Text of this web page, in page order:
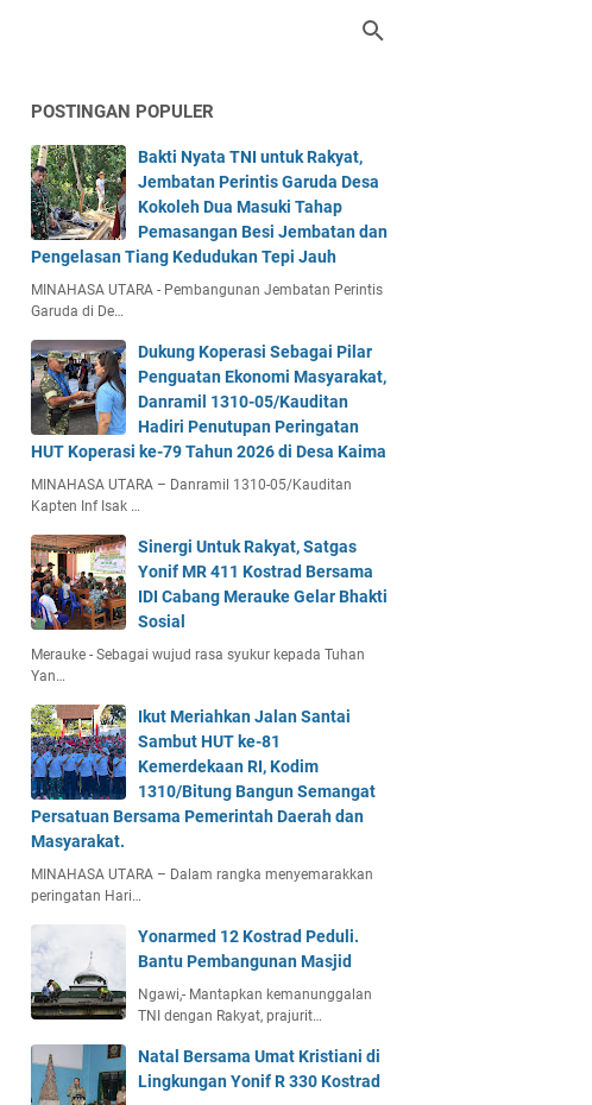
POSTINGAN POPULER
Bakti Nyata TNI untuk Rakyat,
Jembatan Perintis Garuda Desa
Kokoleh Dua Masuki Tahap
Pemasangan Besi Jembatan dan
Pengelasan Tiang Kedudukan Tepi Jauh
MINAHASA UTARA - Pembangunan Jembatan Perintis
Garuda di De…
Dukung Koperasi Sebagai Pilar
Penguatan Ekonomi Masyarakat,
Danramil 1310-05/Kauditan
Hadiri Penutupan Peringatan
HUT Koperasi ke-79 Tahun 2026 di Desa Kaima
MINAHASA UTARA – Danramil 1310-05/Kauditan
Kapten Inf Isak …
Sinergi Untuk Rakyat, Satgas
Yonif MR 411 Kostrad Bersama
IDI Cabang Merauke Gelar Bhakti
Sosial
Merauke - Sebagai wujud rasa syukur kepada Tuhan
Yan…
Ikut Meriahkan Jalan Santai
Sambut HUT ke-81
Kemerdekaan RI, Kodim
1310/Bitung Bangun Semangat
Persatuan Bersama Pemerintah Daerah dan
Masyarakat.
MINAHASA UTARA – Dalam rangka menyemarakkan
peringatan Hari…
Yonarmed 12 Kostrad Peduli.
Bantu Pembangunan Masjid
Ngawi,- Mantapkan kemanunggalan
TNI dengan Rakyat, prajurit…
Natal Bersama Umat Kristiani di
Lingkungan Yonif R 330 Kostrad